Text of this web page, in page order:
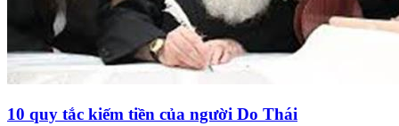
10 quy tắc kiếm tiền của người Do Thái